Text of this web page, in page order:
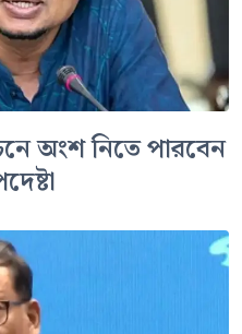
অংশ নিতে পারবেন